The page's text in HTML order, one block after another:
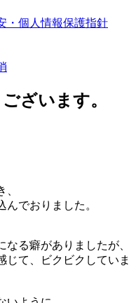
・個人情報保護指針
ざいます。
、
でおりました。
る癖がありましたが、
じて、ビクビクしていま